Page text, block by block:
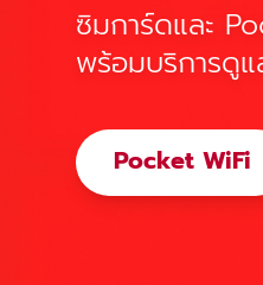
ซิมการ์ดและ
พร้อมบริการดู
Pocket WiFi